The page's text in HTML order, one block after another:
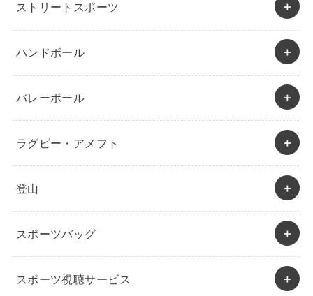
ストリートスポーツ
ハンドボール
バレーボール
ラグビー・アメフト
登山
スポーツバッグ
スポーツ視聴サービス